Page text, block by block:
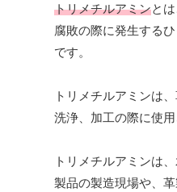
トリメチルアミンと
腐敗の際に発生する
です。
トリメチルアミンは
洗浄、加工の際に使
トリメチルアミンは
製品の製造現場や、